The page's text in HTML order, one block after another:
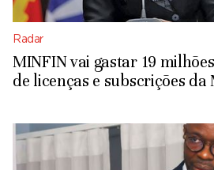
Radar
MINFIN vai gastar 19
de licenças e subscrições